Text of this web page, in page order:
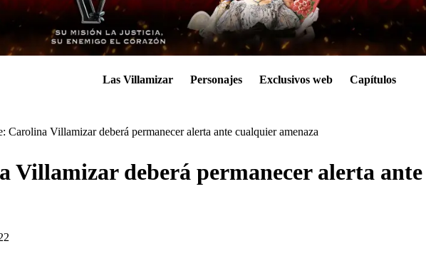
Las Villamizar Personajes Exclusivos web Capítulos
Carolina Villamizar deberá permanecer alerta ante cualquier amenaza
Villamizar deberá permanecer alerta